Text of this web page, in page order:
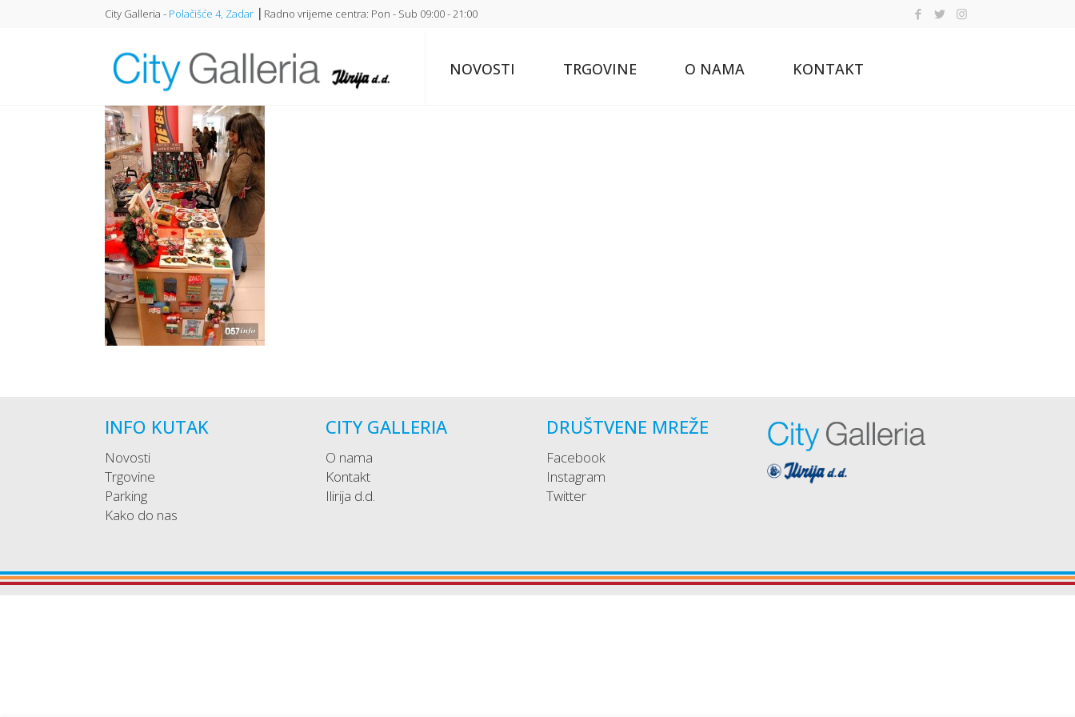
City Galleria - Polačišće 4, Zadar ⎥ Radno vrijeme centra: Pon - Sub 09:00 - 21:00
NOVOSTI TRGOVINE O NAMA KONTAKT
INFO KUTAK
Novosti
Trgovine
Parking
Kako do nas
CITY GALLERIA
O nama
Kontakt
Ilirija d.d.
DRUŠTVENE MREŽE
Facebook
Instagram
Twitter